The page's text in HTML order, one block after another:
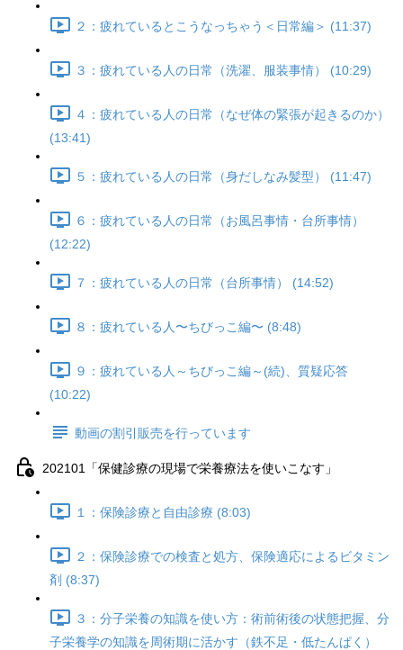
２：疲れているとこうなっちゃう＜日常編＞ (11:37)
３：疲れている人の日常（洗濯、服装事情） (10:29)
４：疲れている人の日常（なぜ体の緊張が起きるのか）
(13:41)
５：疲れている人の日常（身だしなみ髪型） (11:47)
６：疲れている人の日常（お風呂事情・台所事情）
(12:22)
７：疲れている人の日常（台所事情） (14:52)
８：疲れている人〜ちびっこ編〜 (8:48)
９：疲れている人～ちびっこ編～(続)、質疑応答
(10:22)
動画の割引販売を行っています
202101「保健診療の現場で栄養療法を使いこなす」
１：保険診療と自由診療 (8:03)
２：保険診療での検査と処方、保険適応によるビタミン
剤 (8:37)
３：分子栄養の知識を使い方：術前術後の状態把握、分
子栄養学の知識を周術期に活かす（鉄不足・低たんぱく）